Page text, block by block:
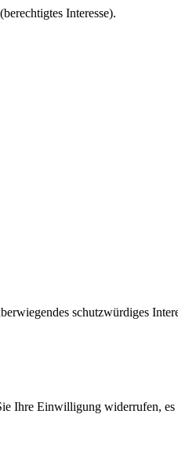
Interesse).
schutzwürdiges
Ihre Einwilligung widerrufen,